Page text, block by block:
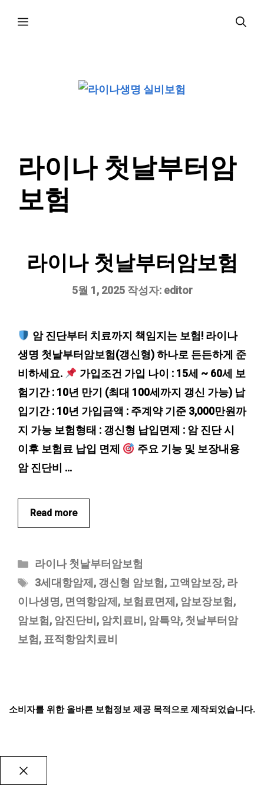
메
라이나 첫날부터암
보험
라이나 첫날부터암보험
5월 1, 2025 작성자: editor
암 진단부터 치료까지 책임지는 보험! 라이나
생명 첫날부터암보험(갱신형) 하나로 든든하게 준
비하세요.
가입조건 가입 나이 : 15세 ~ 60세 보
험기간 : 10년 만기 (최대 100세까지 갱신 가능) 납
입기간 : 10년 가입금액 : 주계약 기준 3,000만원까
지 가능 보험형태 : 갱신형 납입면제 : 암 진단 시
이후 보험료 납입 면제
주요 기능 및 보장내용
암 진단비 …
Read more
카
테
고
리
라이나 첫날부터암보험
태
그
3세대항암제 , 갱신형 암보험 , 고액암보장, 라
이나생명, 면역항암제 , 보험료면제 , 암보장보험 ,
암보험 , 암진단비 , 암치료비 , 암특약, 첫날부터암
보험 , 표적항암치료비
소비자를 위한 올바른 보험정보 제공 목적으로 제작되었습니다.
Close